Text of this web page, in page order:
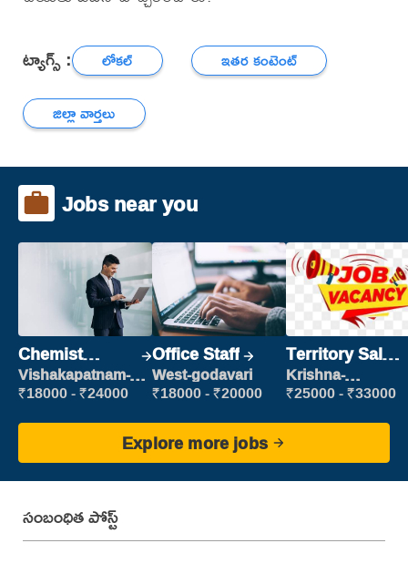
ట్యాగ్స్ : లోకల్
ఇతర కంటెంట్
జిల్లా వార్తలు
Jobs near you
Chemist
Production
Executive
Vishakapatnam-
new
₹18000 - ₹24000
Office Staff
West-godavari
₹18000 - ₹20000
Territory Sales
Manager
Krishna-
vijayawada
₹25000 - ₹33000
Explore more jobs
సంబంధిత పోస్ట్